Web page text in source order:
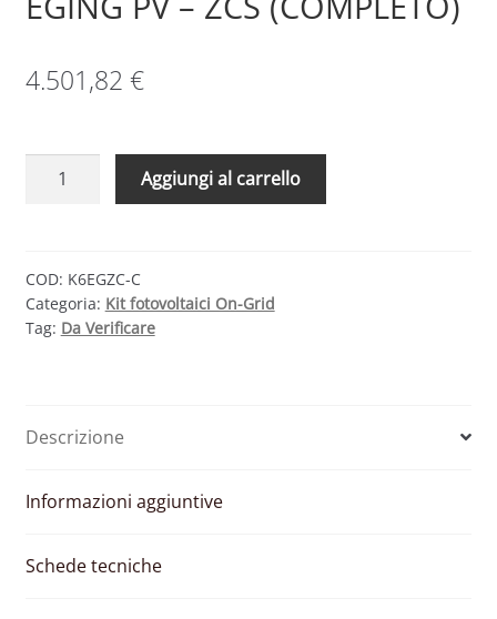
4.501,82 €
FOTOVOLTAICO
EGING
PV
–
Aggiungi al carrello
COD: K6EGZC-C
Categoria: Kit fotovoltaici On-Grid
Tag: Da Verificare
Descrizione
Informazioni aggiuntive
Schede tecniche